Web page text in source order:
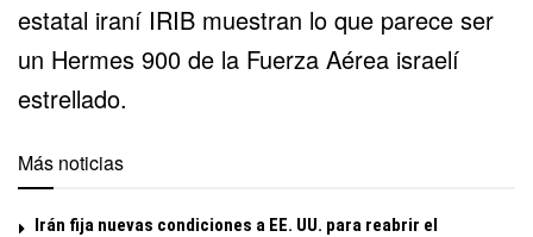
estatal iraní IRIB muestran lo que parece ser
un Hermes 900 de la Fuerza Aérea israelí
estrellado.
Más noticias
Irán fija nuevas condiciones a EE. UU. para reabrir el